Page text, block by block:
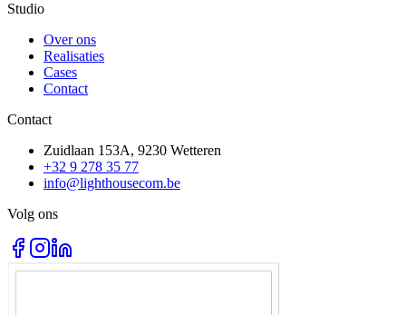
Studio
Over ons
Realisaties
Cases
Contact
Contact
Zuidlaan 153A, 9230 Wetteren
+32 9 278 35 77
info@lighthousecom.be
Volg ons